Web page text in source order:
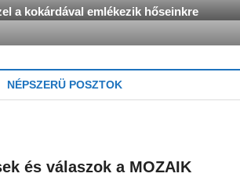
a kokárdával emlékezik hőseinkre
NÉPSZERÜ POSZTOK
és válaszok a MOZAIK